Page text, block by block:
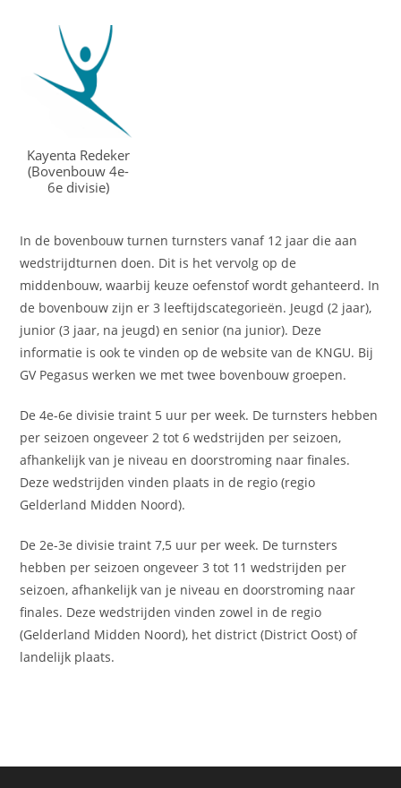
Kayenta Redeker
(Bovenbouw 4e-
6e divisie)
In de bovenbouw turnen turnsters vanaf 12 jaar die aan
wedstrijdturnen doen. Dit is het vervolg op de
middenbouw, waarbij keuze oefenstof wordt gehanteerd. In
de bovenbouw zijn er 3 leeftijdscategorieën. Jeugd (2 jaar),
junior (3 jaar, na jeugd) en senior (na junior). Deze
informatie is ook te vinden op de website van de KNGU. Bij
GV Pegasus werken we met twee bovenbouw groepen.
De 4e-6e divisie traint 5 uur per week. De turnsters hebben
per seizoen ongeveer 2 tot 6 wedstrijden per seizoen,
afhankelijk van je niveau en doorstroming naar finales.
Deze wedstrijden vinden plaats in de regio (regio
Gelderland Midden Noord).
De 2e-3e divisie traint 7,5 uur per week. De turnsters
hebben per seizoen ongeveer 3 tot 11 wedstrijden per
seizoen, afhankelijk van je niveau en doorstroming naar
finales. Deze wedstrijden vinden zowel in de regio
(Gelderland Midden Noord), het district (District Oost) of
landelijk plaats.